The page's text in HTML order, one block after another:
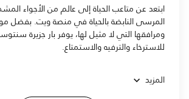
ابتعد عن متاعب الحياة إلى عالم من الأجواء
المرسى النابضة بالحياة في منصة ويت. بفضل
ومرافقها التي لا مثيل لها، يوفر بار جزيرة
للاسترخاء والترفيه والاستمتاع.
المزيد